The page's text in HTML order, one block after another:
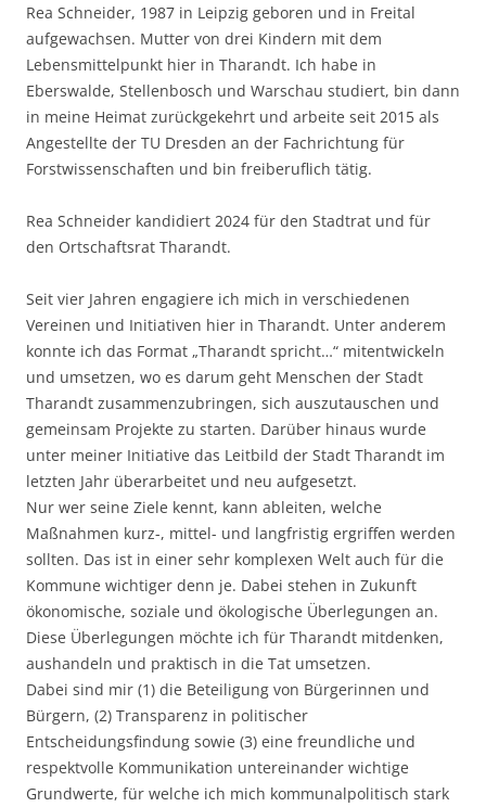
Rea Schneider, 1987 in Leipzig geboren und in Freital
aufgewachsen. Mutter von drei Kindern mit dem
Lebensmittelpunkt hier in Tharandt. Ich habe in
Eberswalde, Stellenbosch und Warschau studiert, bin dann
in meine Heimat zurückgekehrt und arbeite seit 2015 als
Angestellte der TU Dresden an der Fachrichtung für
Forstwissenschaften und bin freiberuflich tätig.
Rea Schneider kandidiert 2024 für den Stadtrat und für
den Ortschaftsrat Tharandt.
Seit vier Jahren engagiere ich mich in verschiedenen
Vereinen und Initiativen hier in Tharandt. Unter anderem
konnte ich das Format „Tharandt spricht…“ mitentwickeln
und umsetzen, wo es darum geht Menschen der Stadt
Tharandt zusammenzubringen, sich auszutauschen und
gemeinsam Projekte zu starten. Darüber hinaus wurde
unter meiner Initiative das Leitbild der Stadt Tharandt im
letzten Jahr überarbeitet und neu aufgesetzt.
Nur wer seine Ziele kennt, kann ableiten, welche
Maßnahmen kurz-, mittel- und langfristig ergriffen werden
sollten. Das ist in einer sehr komplexen Welt auch für die
Kommune wichtiger denn je. Dabei stehen in Zukunft
ökonomische, soziale und ökologische Überlegungen an.
Diese Überlegungen möchte ich für Tharandt mitdenken,
aushandeln und praktisch in die Tat umsetzen.
Dabei sind mir (1) die Beteiligung von Bürgerinnen und
Bürgern, (2) Transparenz in politischer
Entscheidungsfindung sowie (3) eine freundliche und
respektvolle Kommunikation untereinander wichtige
Grundwerte, für welche ich mich kommunalpolitisch stark